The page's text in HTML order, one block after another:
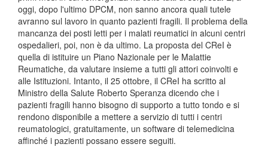
oggi, dopo l'ultimo DPCM, non sanno ancora quali tutele
avranno sul lavoro in quanto pazienti fragili. Il problema della
mancanza dei posti letti per i malati reumatici in alcuni centri
ospedalieri, poi, non è da ultimo. La proposta del CReI è
quella di istituire un Piano Nazionale per le Malattie
Reumatiche, da valutare insieme a tutti gli attori coinvolti e
alle Istituzioni. Intanto, il 25 ottobre, il CReI ha scritto al
Ministro della Salute Roberto Speranza dicendo che i
pazienti fragili hanno bisogno di supporto a tutto tondo e si
rendono disponibile a mettere a servizio di tutti i centri
reumatologici, gratuitamente, un software di telemedicina
affinché i pazienti possano essere seguiti.